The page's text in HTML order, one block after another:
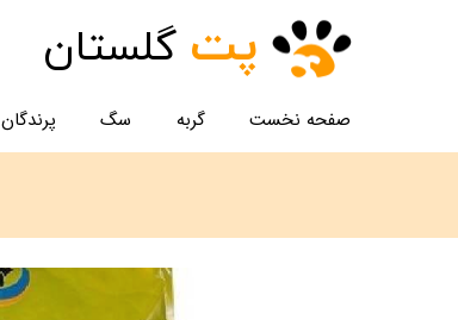
صفحه نخست گربه سگ پرندگان
پت گلستان